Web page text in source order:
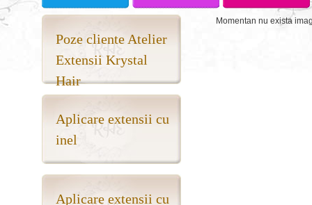
Poze cliente Atelier
Extensii Krystal
Hair
Aplicare extensii cu
inel
Aplicare extensii cu
Momentan nu exista